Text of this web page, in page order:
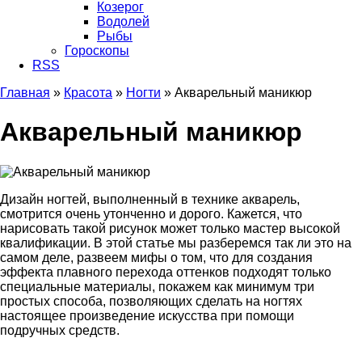
Козерог
Водолей
Рыбы
Гороскопы
RSS
Главная » Красота » Ногти » Акварельный маникюр
Акварельный маникюр
Дизайн ногтей, выполненный в технике акварель,
смотрится очень утонченно и дорого. Кажется, что
нарисовать такой рисунок может только мастер высокой
квалификации. В этой статье мы разберемся так ли это на
самом деле, развеем мифы о том, что для создания
эффекта плавного перехода оттенков подходят только
специальные материалы, покажем как минимум три
простых способа, позволяющих сделать на ногтях
настоящее произведение искусства при помощи
подручных средств.